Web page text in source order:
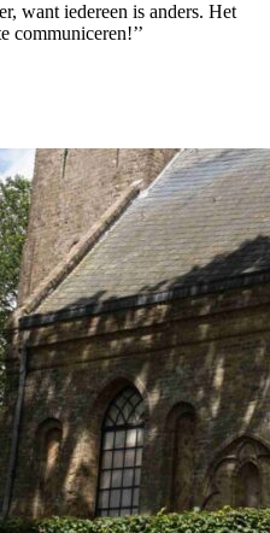
want iedereen is anders. Het
communiceren!’’